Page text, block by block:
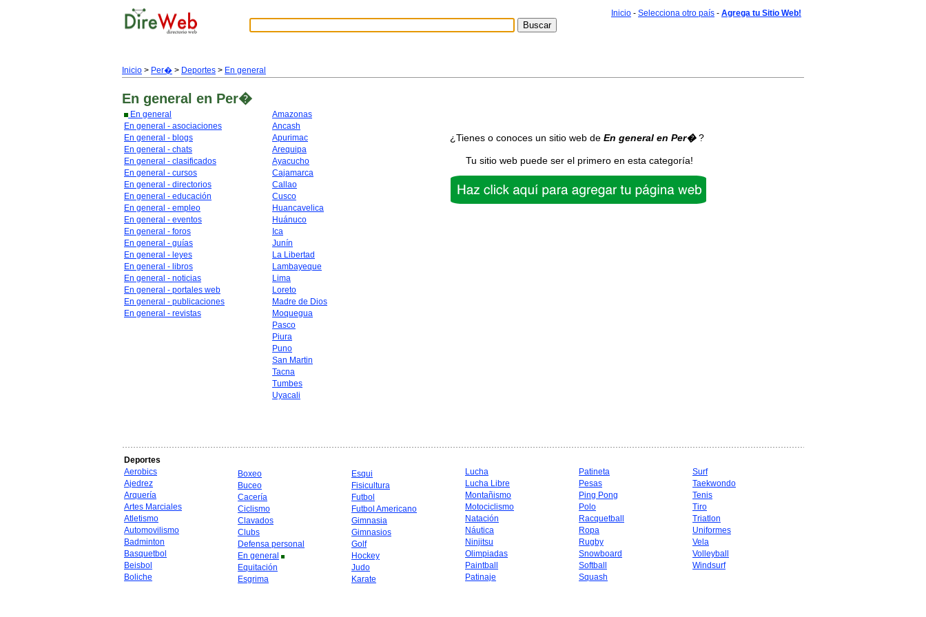
Inicio - Selecciona otro país - Agrega tu Sitio Web!
Inicio > Per� > Deportes > En general
En general en Per�
En general
En general - asociaciones
En general - blogs
En general - chats
En general - clasificados
En general - cursos
En general - directorios
En general - educación
En general - empleo
En general - eventos
En general - foros
En general - guías
En general - leyes
En general - libros
En general - noticias
En general - portales web
En general - publicaciones
En general - revistas
Amazonas
Ancash
Apurimac
Arequipa
Ayacucho
Cajamarca
Callao
Cusco
Huancavelica
Huánuco
Ica
Junín
La Libertad
Lambayeque
Lima
Loreto
Madre de Dios
Moquegua
Pasco
Piura
Puno
San Martin
Tacna
Tumbes
Uyacali
¿Tienes o conoces un sitio web de En general en Per�?
Tu sitio web puede ser el primero en esta categoría!
Deportes
Aerobics
Ajedrez
Arquería
Artes Marciales
Atletismo
Automovilismo
Badminton
Basquetbol
Beisbol
Boliche
Boxeo
Buceo
Cacería
Ciclismo
Clavados
Clubs
Defensa personal
En general
Equitación
Esgrima
Esqui
Fisicultura
Futbol
Futbol Americano
Gimnasia
Gimnasios
Golf
Hockey
Judo
Karate
Lucha
Lucha Libre
Montañismo
Motociclismo
Natación
Náutica
Ninjitsu
Olimpiadas
Paintball
Patinaje
Patineta
Pesas
Ping Pong
Polo
Racquetball
Ropa
Rugby
Snowboard
Softball
Squash
Surf
Taekwondo
Tenis
Tiro
Triatlon
Uniformes
Vela
Volleyball
Windsurf